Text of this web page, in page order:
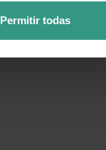
Permitir todas